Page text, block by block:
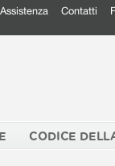
Assistenza Contatti
CODICE